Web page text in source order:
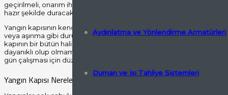
Aydınlatma ve Yönlendirme Armatürleri
Duman ve Isı Tahliye Sistemleri
geçirilmeli, onarım ihtiyacı varsa giderilmelidir. Böylece bu şekilde
hazır şekilde duracaktır.
Yangın kapısının kendi kendine kapanma özelliğinin çalışıp
veya aşınma gibi durumların oluşup oluşmadığına bakmalısınız.
kapının bir bütün halinde gereken şartları taşıyıp taşımadığını da
dayanıklı olup olmamasının, açılıp açılmamasının fazla dikkat
gün çalışması için düzenli şekilde kontrol edilmelidir.
Yangın Kapısı Nerelerde Kullanılır?